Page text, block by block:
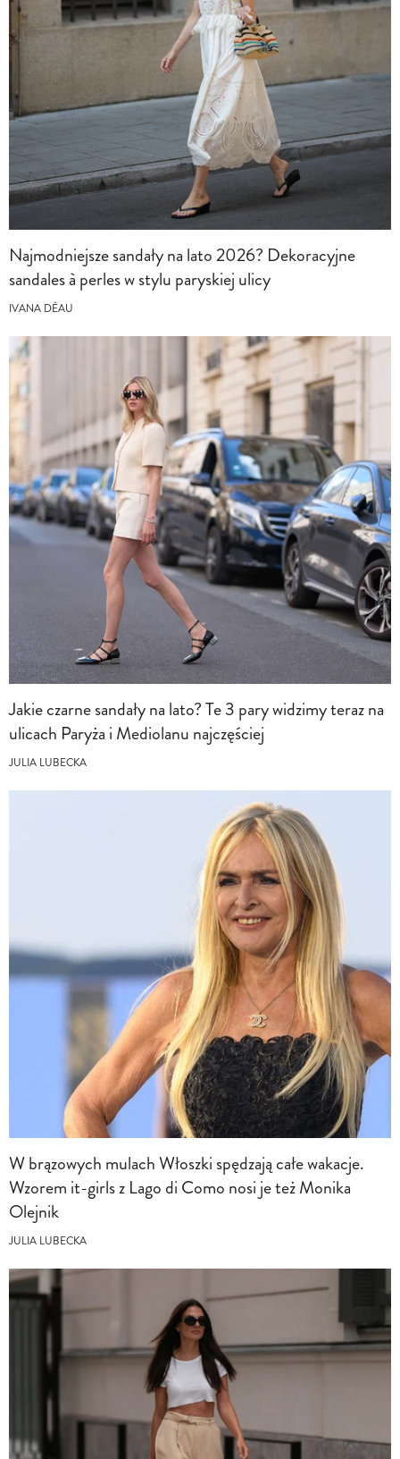
Najmodniejsze sandały na lato 2026? Dekoracyjne
sandales à perles w stylu paryskiej ulicy
IVANA DÉAU
Jakie czarne sandały na lato? Te 3 pary widzimy teraz na
ulicach Paryża i Mediolanu najczęściej
JULIA LUBECKA
W brązowych mulach Włoszki spędzają całe wakacje.
Wzorem it-girls z Lago di Como nosi je też Monika
Olejnik
JULIA LUBECKA